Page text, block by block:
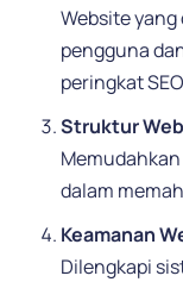
Website
pengguna
peringkat
Struktur
dalam
Keamanan
Dilengkapi